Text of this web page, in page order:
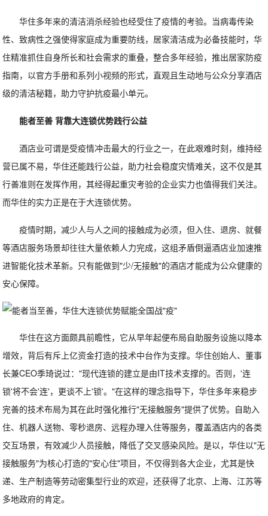
华住多年来的清洁消杀经验也经受住了疫情的考验。当病毒传染
性、致病性之强使得家庭成为重要防线，居家清洁成为必备技能时，华
住精准抓住自身所长和社会需求的重叠，整合多年经验，推出居家防疫
指南，以官方手册和系列小视频的形式，直观且生动地与公众分享酒店
级的清洁秘籍，助力守护抗疫最小单元。
能者至善 背靠大连锁优势践行公益
酒店业可谓是受疫情冲击最大的行业之一，在此艰难时刻，维持经
营已属不易，华住还能践行公益，助力社会稳度灾情难关，这不仅是其
行善准则在发挥作用，其经得起重灾考验的企业实力也值得我们关注。
而华住的实力正是在于大连锁优势。
疫情时期，减少人与人之间的接触成为必须，但入住、退房、就餐
等酒店服务场景却往往大量依赖人力完成，这组矛盾倒逼酒店业加速推
进智能化技术革新。只有能做到"少/无接触"的酒店才能成为公众健康的
安心保障。
华住在这方面颇具前瞻性，它从早年起便布局自助服务设施以降本
增效，背后有斥上亿资金打造的技术中台作为支撑。华住创始人、董事
长兼CEO季琦说过："现代连锁的建立是由IT技术支撑的。否则，'连
锁'将不会'连'，更谈不上'锁'。"在这样的理念指导下，华住多年来稳步
完善的技术布局为其在此时强化推行"无接触服务"提供了优势。自助入
住、机器人送物、零秒退房、远程办理入住等服务，覆盖酒店内的各类
交互场景，有效减少人员接触，降低了交叉感染风险。是以，华住以"无
接触服务"为核心打造的"安心住"项目，不仅得到各大企业，尤其是快
递、生产制造等劳动密集型行业的欢迎，还获得了北京、上海、江苏等
多地政府的肯定。